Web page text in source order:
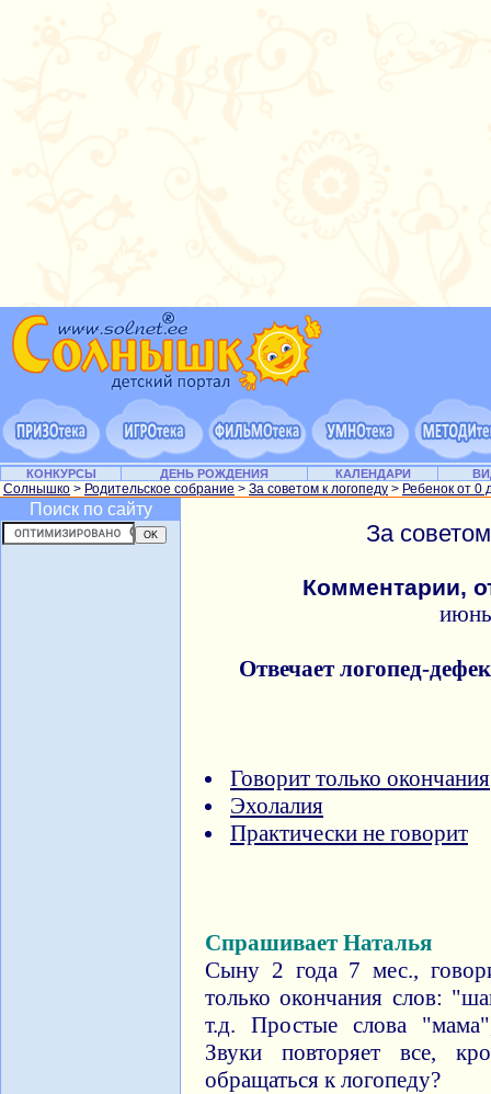
КОНКУРСЫ ДЕНЬ РОЖДЕНИЯ КАЛЕНДАРИ
Солнышко > Родительское собрание > За советом к логопеду > Ребенок от 0
Поиск по сайту
За
Комментарии,
Отвечает логопед-
Говорит только окончания
Эхолалия
Практически не говорит
Спрашивает Наталья
Сыну 2 года 7 мес.,
только окончания слов:
т.д. Простые слова
Звуки повторяет все,
обращаться к логопеду?